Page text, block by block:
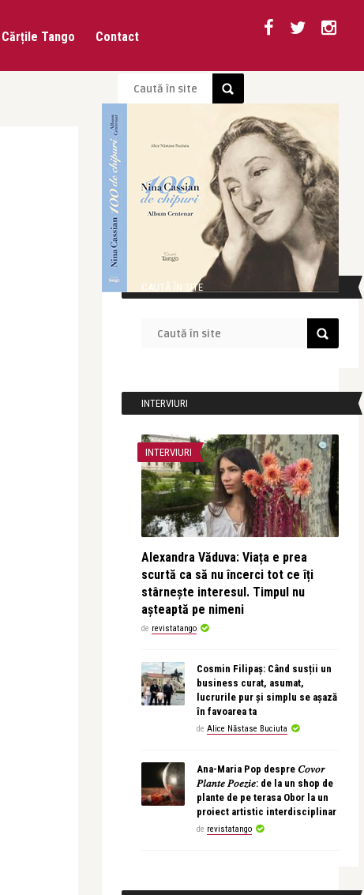
Cărțile Tango Contact
CAUTĂ ÎN SITE
INTERVIURI
INTERVIURI
Alexandra Văduva: Viața e prea
scurtă ca să nu încerci tot ce îți
stârnește interesul. Timpul nu
așteaptă pe nimeni
de revistatango
Cosmin Filipaș: Când susții un
business curat, asumat,
lucrurile pur și simplu se așază
în favoarea ta
de Alice Năstase Buciuta
Ana-Maria Pop despre 𝐶𝑜𝑣𝑜𝑟
𝑃𝑙𝑎𝑛𝑡𝑒 𝑃𝑜𝑒𝑧𝑖𝑒: de la un shop de
plante de pe terasa Obor la un
proiect artistic interdisciplinar
de revistatango